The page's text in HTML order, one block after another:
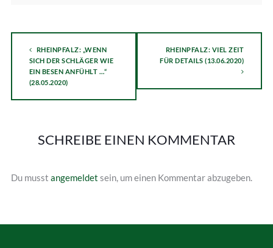
RHEINPFALZ: „WENN
SICH DER SCHLÄGER WIE
EIN BESEN ANFÜHLT …“
(28.05.2020)
RHEINPFALZ: VIEL ZEIT
FÜR DETAILS (13.06.2020)
SCHREIBE EINEN KOMMENTAR
Du musst angemeldet sein, um einen Kommentar abzugeben.